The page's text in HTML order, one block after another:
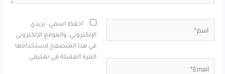
احفظ اسمي، بريدي
الإلكتروني، والموقع الإلكتروني
في هذا المتصفح لاستخدامها
المرة المقبلة في تعليقي.